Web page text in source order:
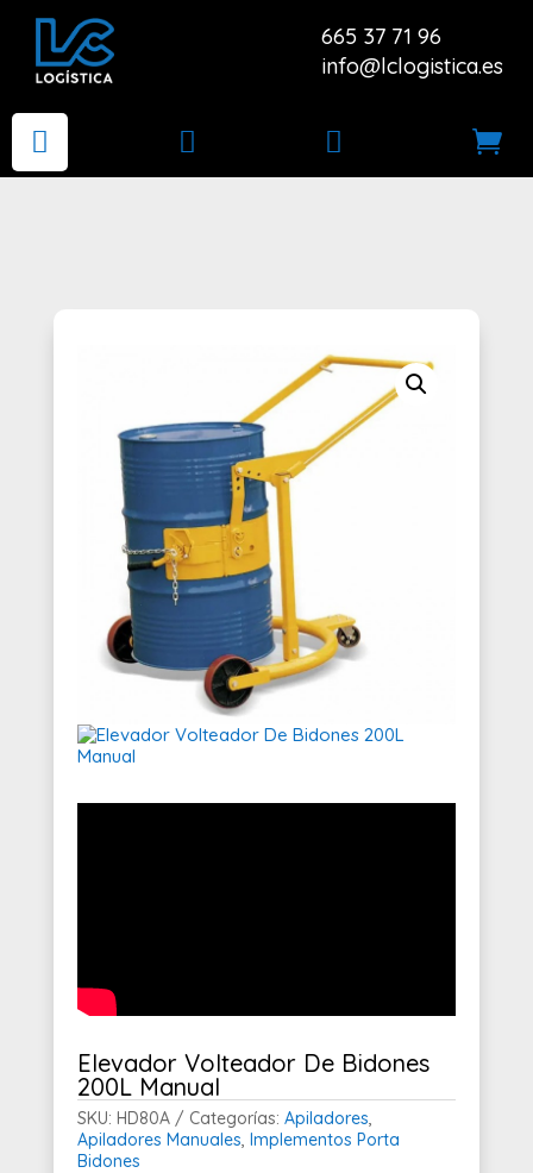
665 37 71 96
info@lclogistica.es
   
Elevador Volteador De Bidones
200L Manual
SKU: HD80A Categorías: Apiladores
Apiladores Manuales Implementos Porta
Bidones